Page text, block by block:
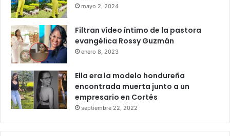
mayo 2, 2024
Filtran vídeo íntimo de la pastora
evangélica Rossy Guzmán
enero 8, 2023
Ella era la modelo hondureña
encontrada muerta junto a un
empresario en Cortés
septiembre 22, 2022